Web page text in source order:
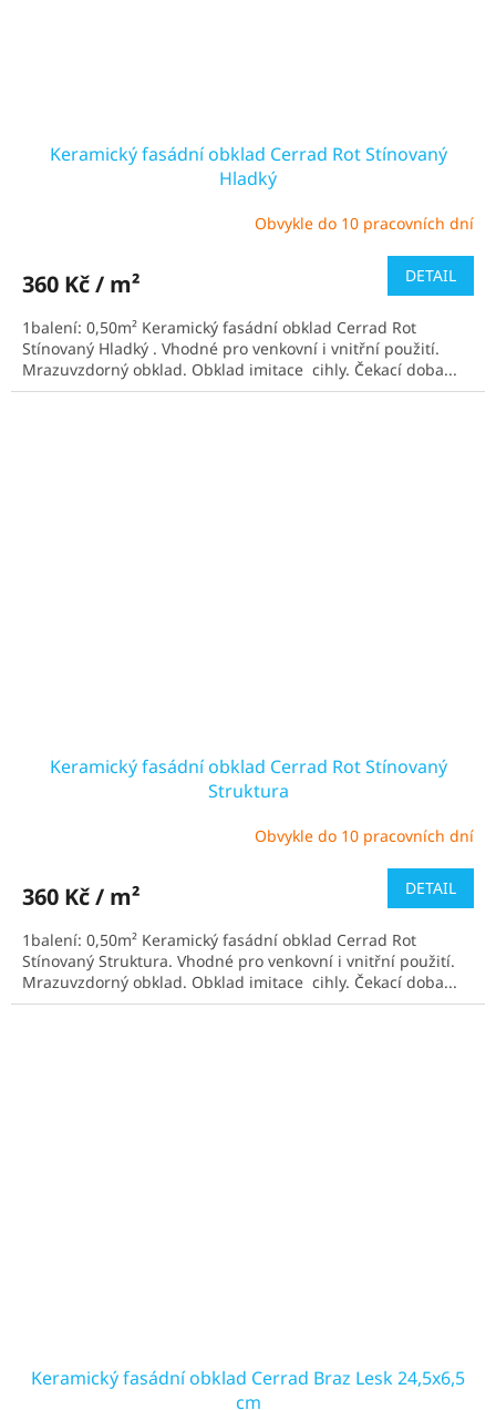
Keramický fasádní obklad Cerrad Rot Stínovaný
Hladký
je
z
5
hvězdiček.
Obvykle do 10 pracovních dní
360 Kč / m² DETAIL
1balení: 0,50m² Keramický fasádní obklad Cerrad Rot
Stínovaný Hladký . Vhodné pro venkovní i vnitřní použití.
Mrazuvzdorný obklad. Obklad imitace cihly. Čekací doba...
Keramický fasádní obklad Cerrad Rot Stínovaný
Struktura
Obvykle do 10 pracovních dní
360 Kč / m² DETAIL
1balení: 0,50m² Keramický fasádní obklad Cerrad Rot
Stínovaný Struktura. Vhodné pro venkovní i vnitřní použití.
Mrazuvzdorný obklad. Obklad imitace cihly. Čekací doba...
Keramický fasádní obklad Cerrad Braz Lesk 24,5x6,5
cm